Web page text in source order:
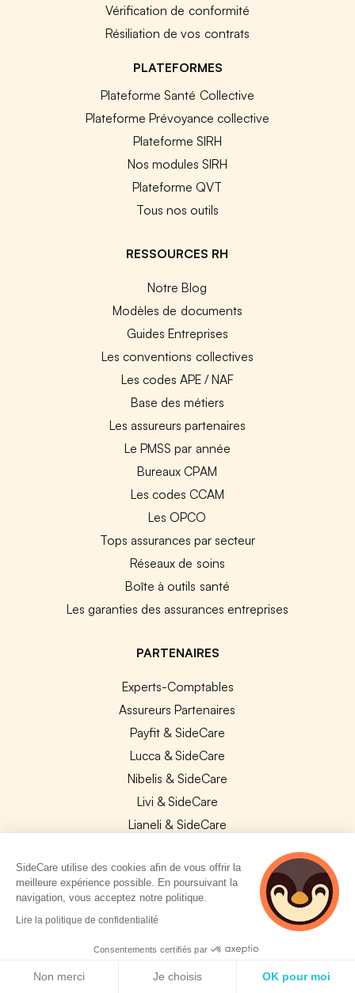
Vérification de conformité
Résiliation de vos contrats
PLATEFORMES
Plateforme Santé Collective
Plateforme Prévoyance collective
Plateforme SIRH
Nos modules SIRH
Plateforme QVT
Tous nos outils
RESSOURCES RH
Notre Blog
Modèles de documents
Guides Entreprises
Les conventions collectives
Les codes APE / NAF
Base des métiers
Les assureurs partenaires
Le PMSS par année
Bureaux CPAM
Les codes CCAM
Les OPCO
Tops assurances par secteur
Réseaux de soins
Boîte à outils santé
Les garanties des assurances entreprises
PARTENAIRES
Experts-Comptables
Assureurs Partenaires
Payfit & SideCare
Lucca & SideCare
Nibelis & SideCare
Livi & SideCare
Lianeli & SideCare
API SideCare
Les SIRH / Systèmes de paie connectés
A PROPOS
SideCare utilise des cookies afin de vous offrir la
meilleure expérience possible. En poursuivant la
navigation, vous acceptez notre politique.
Lire la politique de confidentialité
Consentements certifiés par
Non merci Je choisis OK pour moi
2 personnes
consultent
actuellement cette